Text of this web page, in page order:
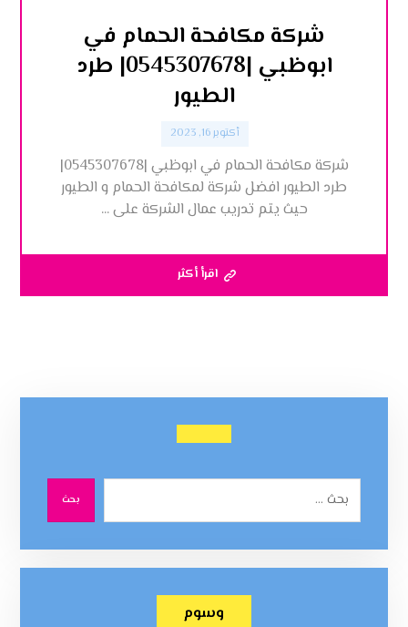
شركة مكافحة الحمام في
ابوظبي |0545307678| طرد
الطيور
أكتوبر 16, 2023
شركة مكافحة الحمام في ابوظبي |0545307678|
طرد الطيور افضل شركة لمكافحة الحمام و الطيور
حيث يتم تدريب عمال الشركة على ...
اقرأ أكثر
بحث
وسوم